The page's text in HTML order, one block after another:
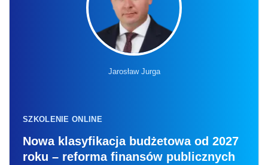
Jarosław Jurga
SZKOLENIE ONLINE
Nowa klasyfikacja budżetowa od 2027
roku – reforma finansów publicznych